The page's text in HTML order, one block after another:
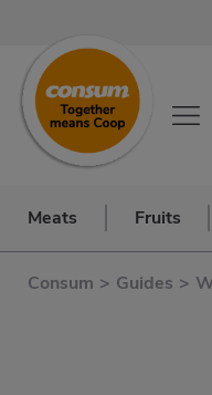
Meats Fruits
Consum > Guides >